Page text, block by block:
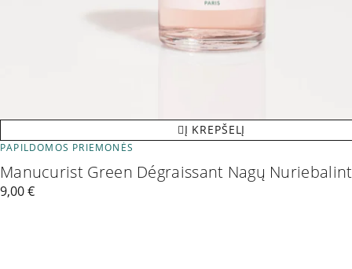
Į KREPŠELĮ
PAPILDOMOS PRIEMONĖS
Manucurist Green Dégraissant Nagų
9,00€